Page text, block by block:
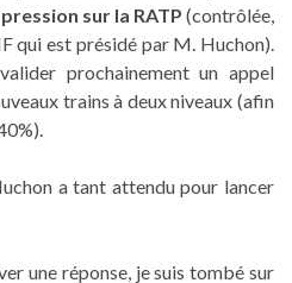
sur la RATP (contrôlée,
qui est présidé par M. Huchon).
prochainement un appel
trains à deux niveaux (afin
a tant attendu pour lancer
une réponse, je suis tombé sur